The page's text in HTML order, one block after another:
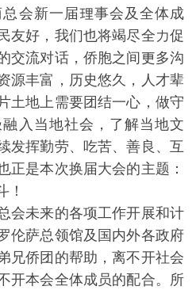
会新一届理事会及全体成
友好，我们也将竭尽全力促
交流对话，侨胞之间更多沟
源丰富，历史悠久，人才辈
土地上需要团结⼀心，做守
⼊当地社会，了解当地⽂
发挥勤劳、吃苦、善良、互
正是本次换届大会的主题：
！
未来的各项工作开展和计
伦萨总领馆及国内外各政府
兄侨团的帮助，离不开社会
开本会全体成员的配合。所